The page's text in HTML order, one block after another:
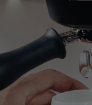
Todos